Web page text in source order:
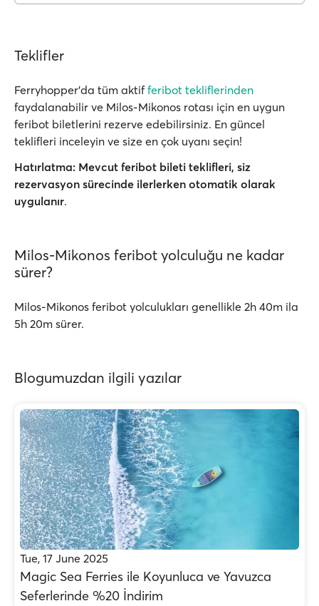
Teklifler
Ferryhopper'da tüm aktifferibot tekliflerinden
faydalanabilir ve Milos-Mikonos rotası için en uygun
feribot biletlerini rezerve edebilirsiniz. En güncel
teklifleri inceleyin ve size en çok uyanı seçin!
Hatırlatma: Mevcut feribot bileti teklifleri, siz
rezervasyon sürecinde ilerlerken otomatik olarak
uygulanır.
Milos-Mikonos feribot yolculuğu ne kadar
sürer?
Milos-Mikonos feribot yolculukları genellikle 2h 40m ila
5h 20m sürer.
Blogumuzdan ilgili yazılar
Tue, 17 June 2025
Magic Sea Ferries ile Koyunluca ve Yavuzca
Seferlerinde %20 İndirim